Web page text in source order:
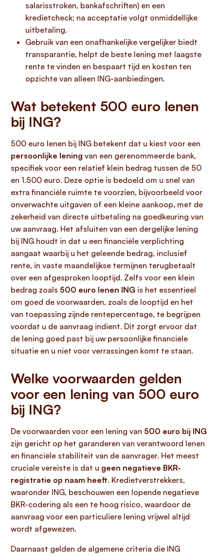
salarisstroken, bankafschriften) en een
kredietcheck; na acceptatie volgt onmiddellijke
uitbetaling.
Gebruik van een onafhankelijke vergelijker biedt
transparantie, helpt de beste lening met laagste
rente te vinden en bespaart tijd en kosten ten
opzichte van alleen ING-aanbiedingen.
Wat betekent 500 euro lenen
bij ING?
500 euro lenen bij ING betekent dat u kiest voor een
persoonlijke lening van een gerenommeerde bank,
specifiek voor een relatief klein bedrag tussen de 50
en 1.500 euro. Deze optie is bedoeld om u snel van
extra financiële ruimte te voorzien, bijvoorbeeld voor
onverwachte uitgaven of een kleine aankoop, met de
zekerheid van directe uitbetaling na goedkeuring van
uw aanvraag. Het afsluiten van een dergelijke lening
bij ING houdt in dat u een financiële verplichting
aangaat waarbij u het geleende bedrag, inclusief
rente, in vaste maandelijkse termijnen terugbetaalt
over een afgesproken looptijd. Zelfs voor een klein
bedrag zoals 500 euro lenen ING is het essentieel
om goed de voorwaarden, zoals de looptijd en het
van toepassing zijnde rentepercentage, te begrijpen
voordat u de aanvraag indient. Dit zorgt ervoor dat
de lening goed past bij uw persoonlijke financiële
situatie en u niet voor verrassingen komt te staan.
Welke voorwaarden gelden
voor een lening van 500 euro
bij ING?
De voorwaarden voor een lening van 500 euro bij ING
zijn gericht op het garanderen van verantwoord lenen
en financiële stabiliteit van de aanvrager. Het meest
cruciale vereiste is dat u geen negatieve BKR-
registratie op naam heeft. Kredietverstrekkers,
waaronder ING, beschouwen een lopende negatieve
BKR-codering als een te hoog risico, waardoor de
aanvraag voor een particuliere lening vrijwel altijd
wordt afgewezen.
Daarnaast gelden de algemene criteria die ING